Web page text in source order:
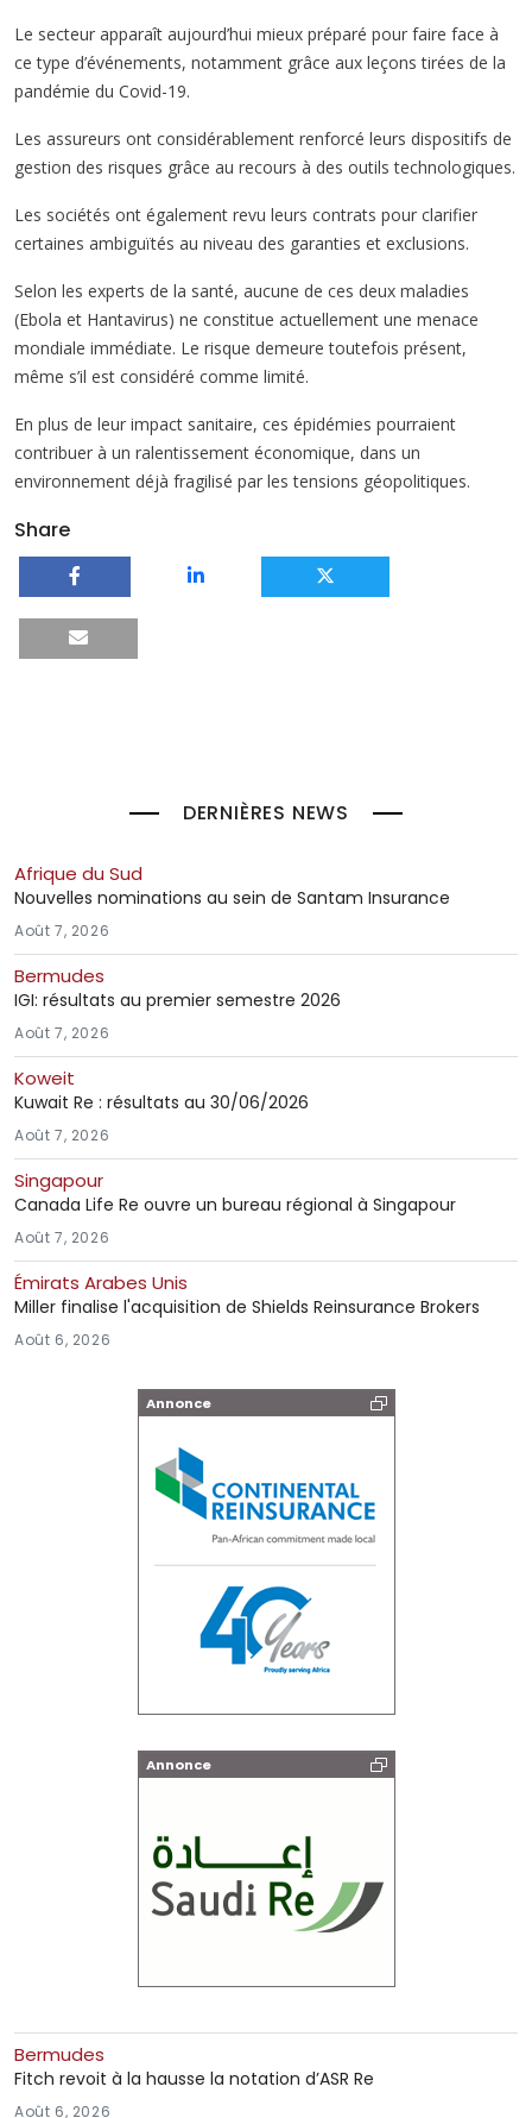
Le secteur apparaît aujourd’hui mieux préparé pour faire face à
ce type d’événements, notamment grâce aux leçons tirées de la
pandémie du Covid-19.
Les assureurs ont considérablement renforcé leurs dispositifs de
gestion des risques grâce au recours à des outils technologiques.
Les sociétés ont également revu leurs contrats pour clarifier
certaines ambiguïtés au niveau des garanties et exclusions.
Selon les experts de la santé, aucune de ces deux maladies
(Ebola et Hantavirus) ne constitue actuellement une menace
mondiale immédiate. Le risque demeure toutefois présent,
même s’il est considéré comme limité.
En plus de leur impact sanitaire, ces épidémies pourraient
contribuer à un ralentissement économique, dans un
environnement déjà fragilisé par les tensions géopolitiques.
Share
DERNIÈRES NEWS
Afrique du Sud
Nouvelles nominations au sein de Santam Insurance
Août 7, 2026
Bermudes
IGI: résultats au premier semestre 2026
Août 7, 2026
Koweit
Kuwait Re : résultats au 30/06/2026
Août 7, 2026
Singapour
Canada Life Re ouvre un bureau régional à Singapour
Août 7, 2026
Émirats Arabes Unis
Miller finalise l'acquisition de Shields Reinsurance Brokers
Août 6, 2026
Annonce
Annonce
Bermudes
Fitch revoit à la hausse la notation d’ASR Re
Août 6, 2026